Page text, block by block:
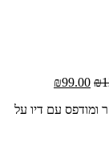
₪ המחיר
היה:
₪99.00
הוא:
ומודפס עם דיו על